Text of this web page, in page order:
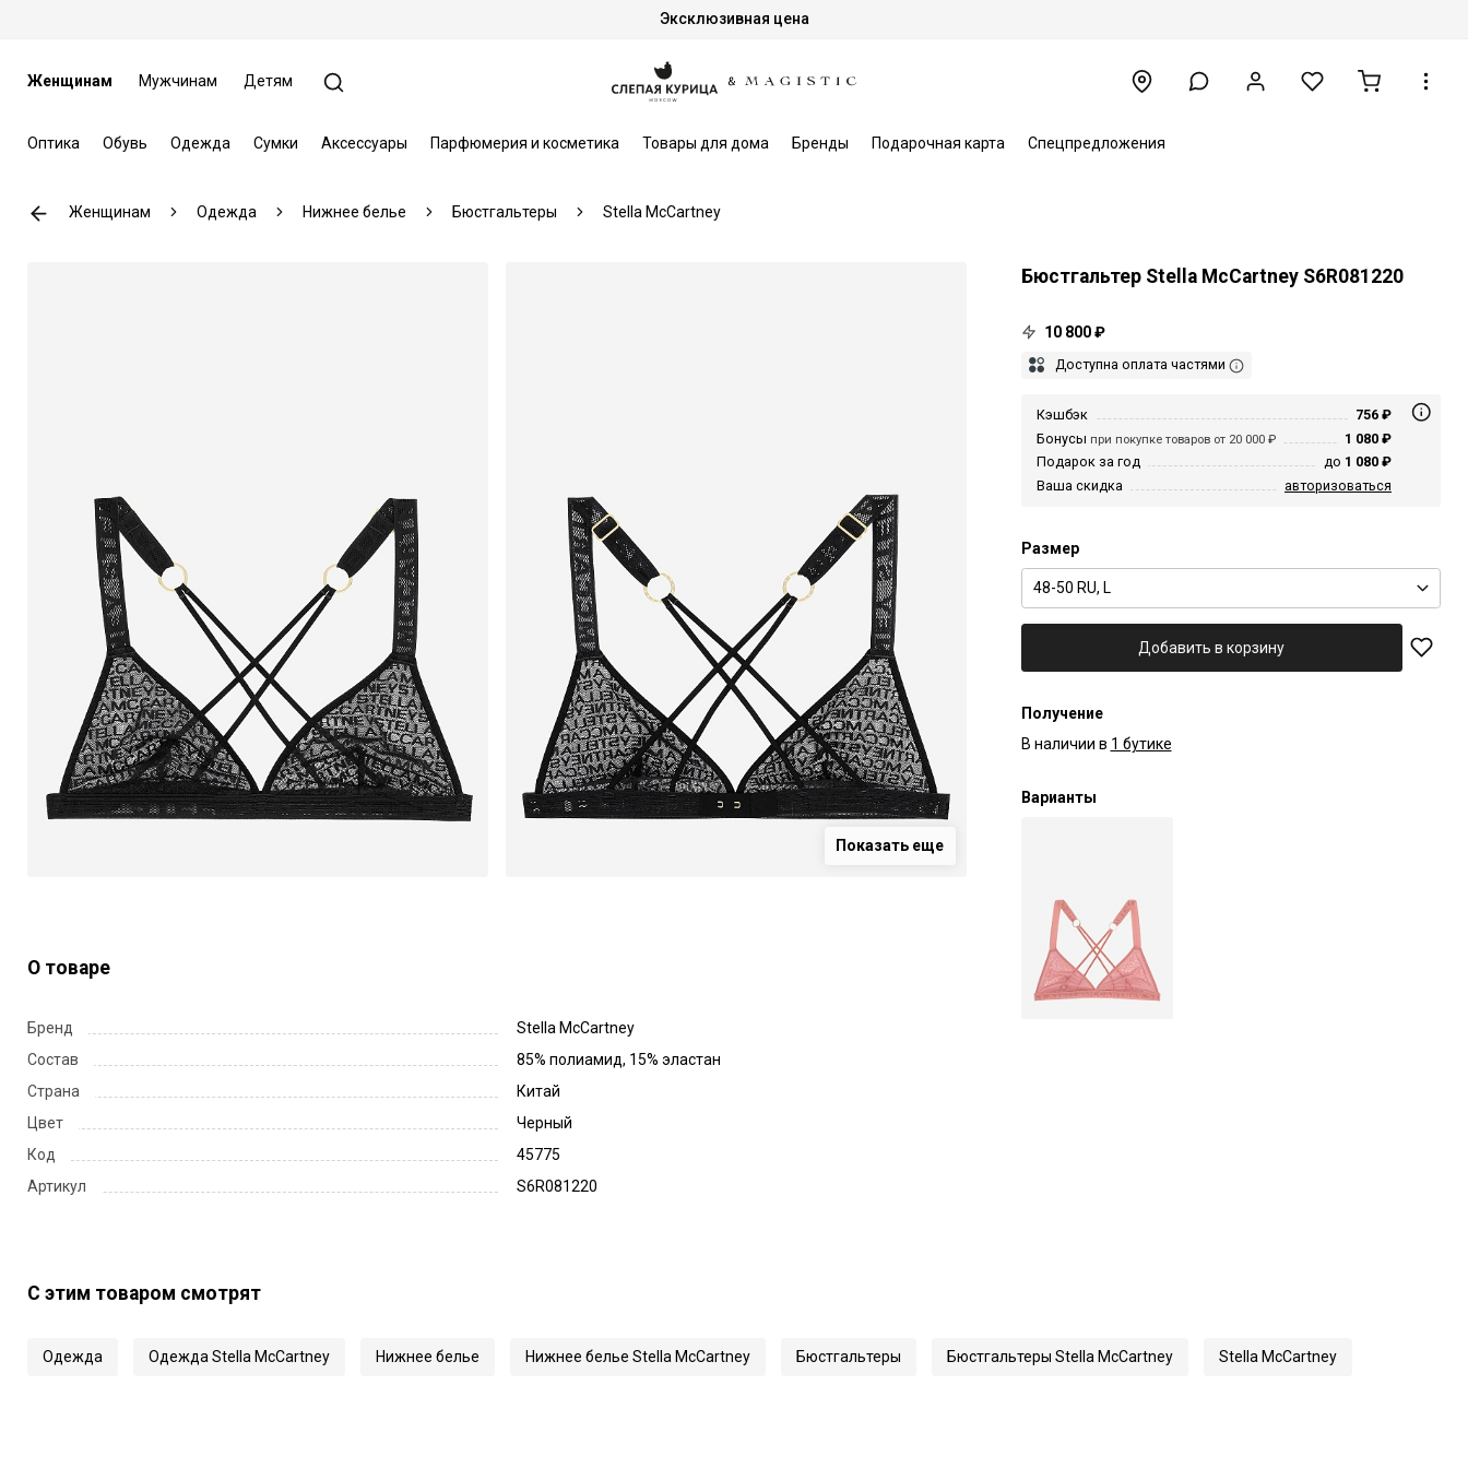
Эксклюзивная цена
Женщинам Мужчинам Детям
Оптика Обувь Одежда Сумки Аксессуары Парфюмерия и косметика Товары для дома Бренды Подарочная карта Спецпредложения
Женщинам Одежда Нижнее белье Бюстгальтеры Stella McCartney
Показать еще
Бюстгальтер Stella McCartney S6R081220
10 800 ₽
Доступна оплата частями
Кэшбэк
756 ₽
Бонусы при покупке товаров от 20 000 ₽
1 080 ₽
Подарок за год
до 1 080 ₽
Ваша скидка
авторизоваться
Размер
48-50 RU, L
Добавить в корзину
Получение
В наличии в 1 бутике
Варианты
О товаре
Бренд
Stella McCartney
Состав
85% полиамид, 15% эластан
Страна
Китай
Цвет
Черный
Код
45775
Артикул
S6R081220
С этим товаром смотрят
Одежда Одежда Stella McCartney Нижнее белье Нижнее белье Stella McCartney Бюстгальтеры Бюстгальтеры Stella McCartney Stella McCartney